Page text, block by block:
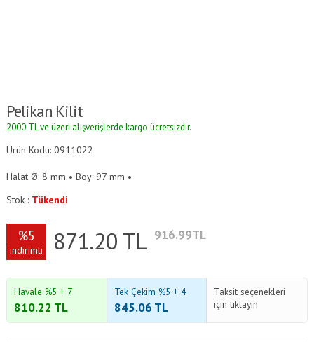
Pelikan Kilit
2000 TL ve üzeri alışverişlerde kargo ücretsizdir.
Ürün Kodu: 0911022
Halat Ø: 8 mm • Boy: 97 mm •
Stok : Tükendi
%5
indirimli 871.20 TL 916.99TL
Havale %5 + 7
810.22 TL
Tek Çekim %5 + 4
845.06 TL
Taksit seçenekleri
için tıklayın